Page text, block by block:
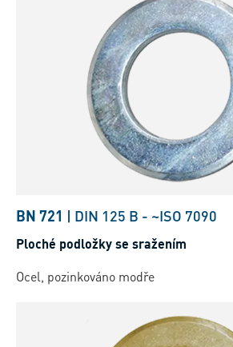
BN 721 | DIN 125 B - ~ISO 7090
Ploché podložky se sražením
Ocel, pozinkováno modře